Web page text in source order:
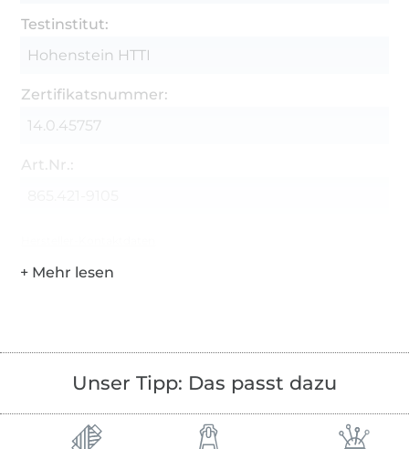
Testinstitut:
Hohenstein HTTI
Zertifikatsnummer:
14.0.45757
Art.Nr.:
Unser Tipp: Das passt dazu